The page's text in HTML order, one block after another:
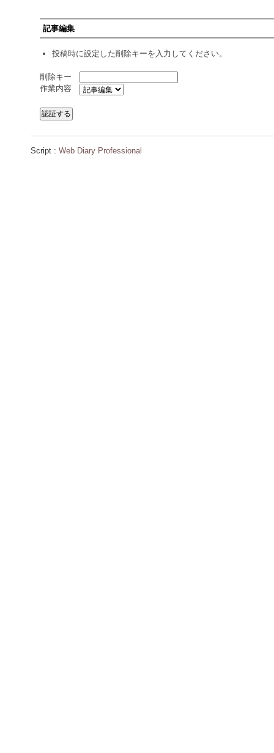
記事編集
投稿時に設定した削除キーを入力してください。
削除キー
作業内容
Script : Web Diary Professional